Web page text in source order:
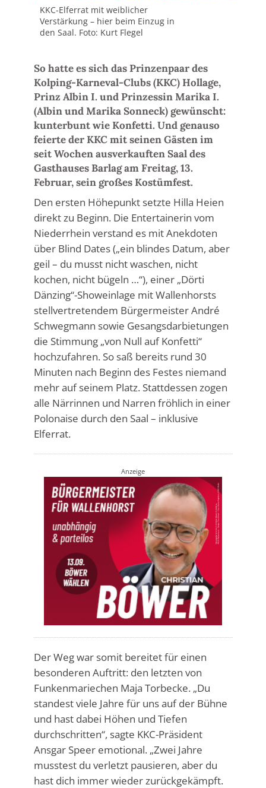
KKC-Elferrat mit weiblicher
Verstärkung – hier beim Einzug in
den Saal. Foto: Kurt Flegel
So hatte es sich das Prinzenpaar des
Kolping-Karneval-Clubs (KKC) Hollage,
Prinz Albin I. und Prinzessin Marika I.
(Albin und Marika Sonneck) gewünscht:
kunterbunt wie Konfetti. Und genauso
feierte der KKC mit seinen Gästen im
seit Wochen ausverkauften Saal des
Gasthauses Barlag am Freitag, 13.
Februar, sein großes Kostümfest.
Den ersten Höhepunkt setzte Hilla Heien
direkt zu Beginn. Die Entertainerin vom
Niederrhein verstand es mit Anekdoten
über Blind Dates („ein blindes Datum, aber
geil – du musst nicht waschen, nicht
kochen, nicht bügeln …“), einer „Dörti
Dänzing“-Showeinlage mit Wallenhorsts
stellvertretendem Bürgermeister André
Schwegmann sowie Gesangsdarbietungen
die Stimmung „von Null auf Konfetti“
hochzufahren. So saß bereits rund 30
Minuten nach Beginn des Festes niemand
mehr auf seinem Platz. Stattdessen zogen
alle Närrinnen und Narren fröhlich in einer
Polonaise durch den Saal – inklusive
Elferrat.
Anzeige
Der Weg war somit bereitet für einen
besonderen Auftritt: den letzten von
Funkenmariechen Maja Torbecke. „Du
standest viele Jahre für uns auf der Bühne
und hast dabei Höhen und Tiefen
durchschritten“, sagte KKC-Präsident
Ansgar Speer emotional. „Zwei Jahre
musstest du verletzt pausieren, aber du
hast dich immer wieder zurückgekämpft.